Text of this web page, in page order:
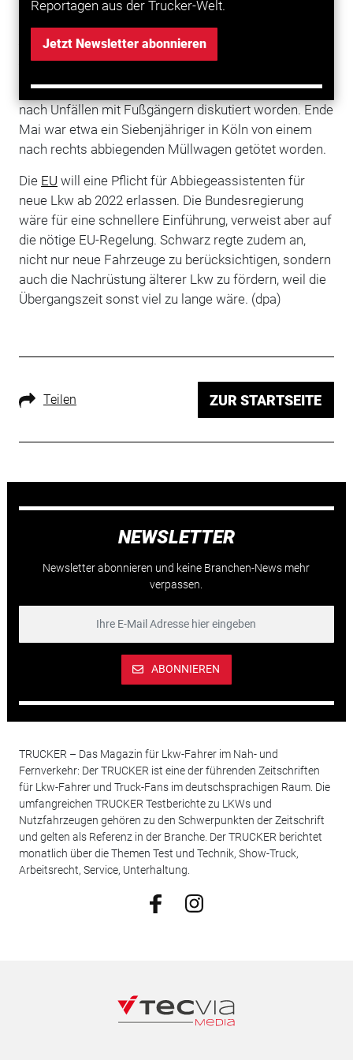
Reportagen aus der Trucker-Welt.
Jetzt Newsletter abonnieren
Güterverkehr. Das aktuelle Verfahren der
Bundesregierungdauere „einfach zu lange“.
Zuletzt war über Lkw-Abbiegeassistenzsysteme auch
nach Unfällen mit Fußgängern diskutiert worden. Ende
Mai war etwa ein Siebenjähriger in Köln von einem
nach rechts abbiegenden Müllwagen getötet worden.
Die EU will eine Pflicht für Abbiegeassistenten für
neue Lkw ab 2022 erlassen. Die Bundesregierung
wäre für eine schnellere Einführung, verweist aber auf
die nötige EU-Regelung. Schwarz regte zudem an,
nicht nur neue Fahrzeuge zu berücksichtigen, sondern
auch die Nachrüstung älterer Lkw zu fördern, weil die
Übergangszeit sonst viel zu lange wäre. (dpa)
Teilen ZUR STARTSEITE
NEWSLETTER
Newsletter abonnieren und keine Branchen-News mehr
verpassen.
ABONNIEREN
TRUCKER – Das Magazin für Lkw-Fahrer im Nah- und
Fernverkehr: Der TRUCKER ist eine der führenden Zeitschriften
für Lkw-Fahrer und Truck-Fans im deutschsprachigen Raum. Die
umfangreichen TRUCKER Testberichte zu LKWs und
Nutzfahrzeugen gehören zu den Schwerpunkten der Zeitschrift
und gelten als Referenz in der Branche. Der TRUCKER berichtet
monatlich über die Themen Test und Technik, Show-Truck,
Arbeitsrecht, Service, Unterhaltung.